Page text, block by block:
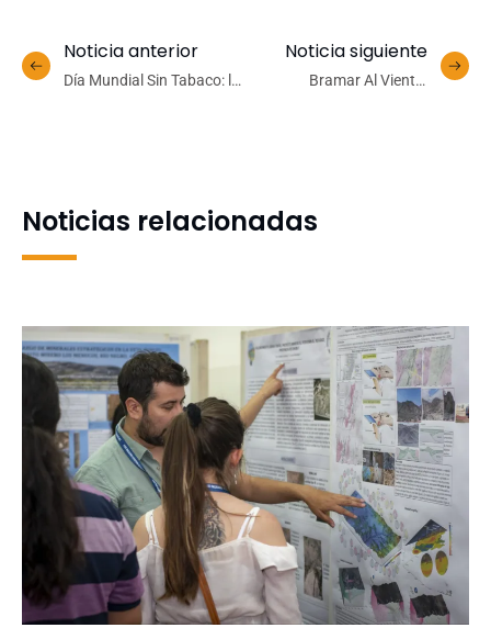
Noticia anterior
Día Mundial Sin Tabaco: la
Noticia siguiente
Bramar Al Viento:
Noticias relacionadas